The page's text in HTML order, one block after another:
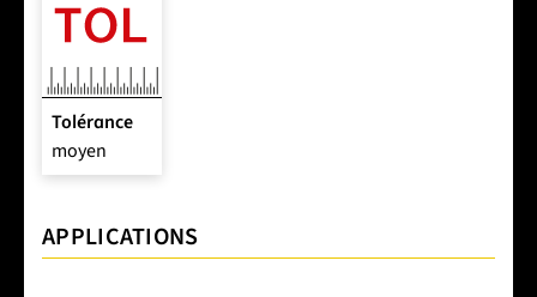
Tolérance
moyen
APPLICATIONS